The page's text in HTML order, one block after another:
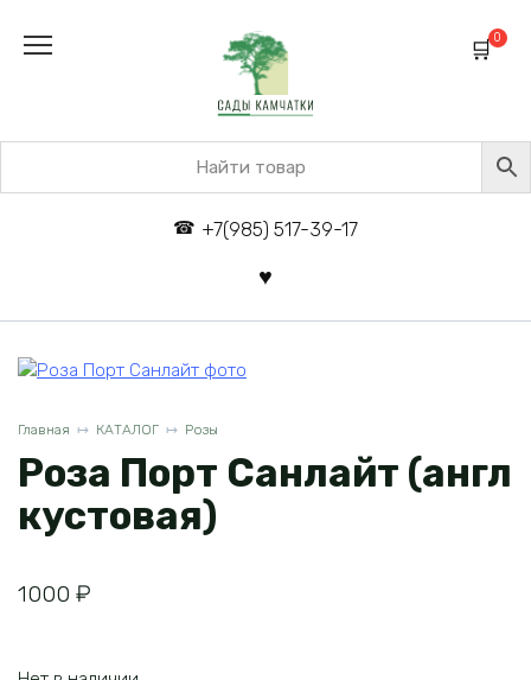
+7(985) 517-39-17
0
Главная КАТАЛОГ Розы
Роза Порт Санлайт (англ
кустовая)
1000 ₽